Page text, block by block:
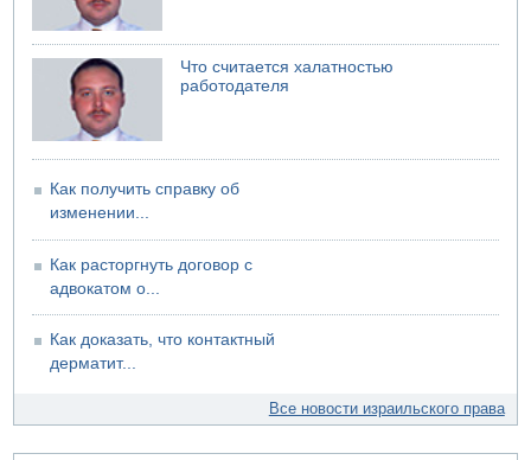
06.08.2026 12:06
США не будут давить на Израиль в вопросе Ливана
06.08.2026 11:41
Трое подростков ограбили сексшоп в Холоне
Что считается халатностью
работодателя
Как получить справку об
изменении...
Как расторгнуть договор с
адвокатом о...
Как доказать, что контактный
дерматит...
Все новости израильского права